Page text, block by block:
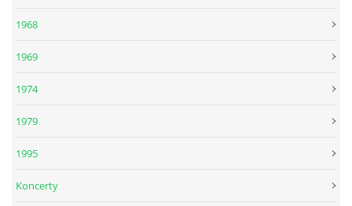
1968
1969
1974
1979
1995
Koncerty